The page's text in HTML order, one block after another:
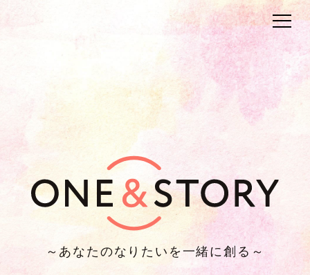
～あなたのなりたいを一緒に創る～